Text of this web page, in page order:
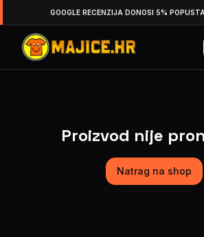
GOOGLE RECENZIJA DONOSI 5% POPUSTA
Proizvod nije
Natrag na shop